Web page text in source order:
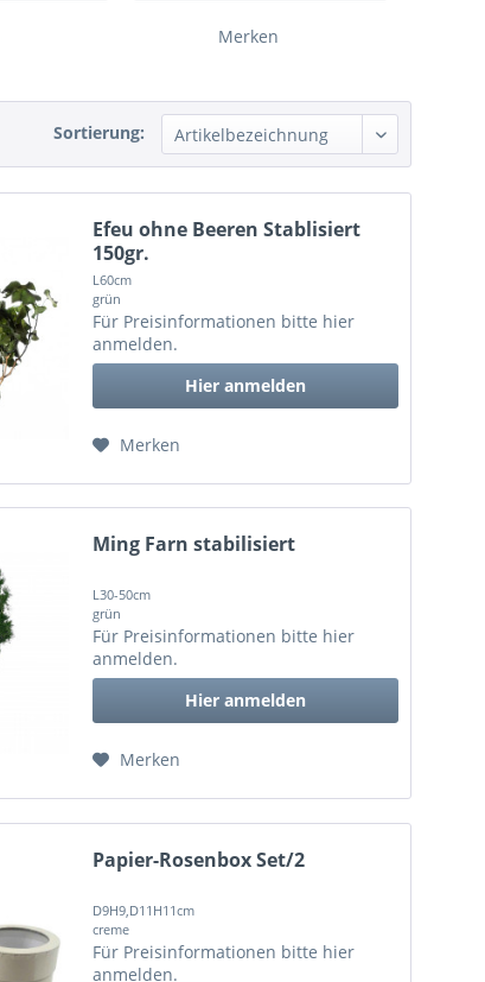
Merken
Sortierung:
Efeu ohne Beeren Stablisiert
150gr.
L60cm
grün
Für Preisinformationen bitte hier
anmelden.
Hier anmelden
Merken
Ming Farn stabilisiert
L30-50cm
grün
Für Preisinformationen bitte hier
anmelden.
Hier anmelden
Merken
Papier-Rosenbox Set/2
D9H9,D11H11cm
creme
Für Preisinformationen bitte hier
anmelden.